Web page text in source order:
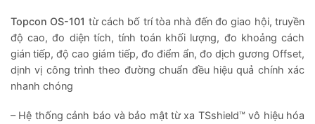
Topcon OS-101 từ cách bố trí tòa nhà đến đo giao hội, truyền
độ cao, đo diện tích, tính toán khối lượng, đo khoảng cách
gián tiếp, độ cao giám tiếp, đo điểm ẩn, đo dịch gương Offset,
dịnh vị công trình theo đường chuẩn đều hiệu quả chính xác
nhanh chóng
– Hệ thống cảnh báo và bảo mật từ xa TSshield™ vô hiệu hóa